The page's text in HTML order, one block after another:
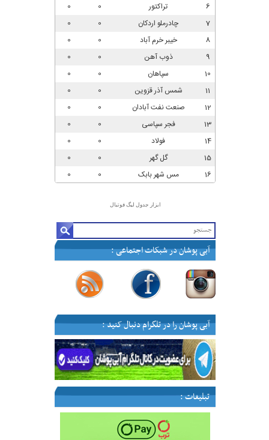
ابزار جدول لیگ فوتبال
آبی پوشان در شبکات اجتماعی :
آبی پوشان را در تلگرام دنبال کنید :
تبلیغات :